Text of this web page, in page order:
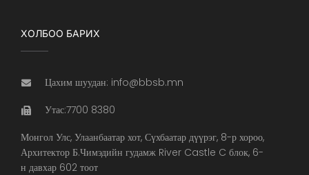
ХОЛБОО БАРИХ
Цахим шуудан: info@bbsb.mn
Утас:7700 8380
Монгол Улс, Улаанбаатар хот, Сүхбаатар дүүрэг, 8-р хороо,
Архитектор Б.Чимэдийн гудамж River Castle C блок, 6-
н давхар 602 тоот